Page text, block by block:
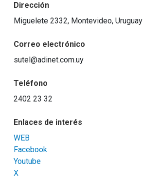
Dirección
Miguelete 2332, Montevideo, Uruguay
Correo electrónico
sutel@adinet.com.uy
Teléfono
2402 23 32
Enlaces de interés
WEB
Facebook
Youtube
X